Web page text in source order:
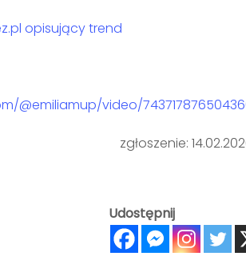
opisujący trend
@emiliamup/video/
zgłoszenie:
Udostępnij